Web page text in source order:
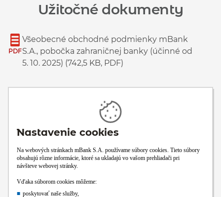
Užitočné dokumenty
PDF
Všeobecné obchodné podmienky mBank
S.A., pobočka zahraničnej banky (účinné od
5. 10. 2025) (742,5 KB, PDF)
a vkladovým účtom a povolenému
prečerpaniu v mBank (účinné od 1. 6. 2026)
(1,463,9 KB, PDF)
PDF
Sadzobník poplatkov mBank (platný od 1. 6.
2026) (1,278,5 KB, PDF)